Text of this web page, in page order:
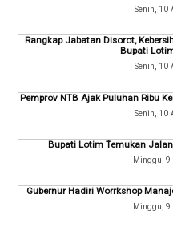
Senin, 10
Rangkap Jabatan Disorot,
Bupati
Senin, 10
Pemprov NTB Ajak Puluhan Ribu
Senin, 10
Bupati Lotim Temukan Jalan
Minggu,
Gubernur Hadiri Worrkshop
Minggu,